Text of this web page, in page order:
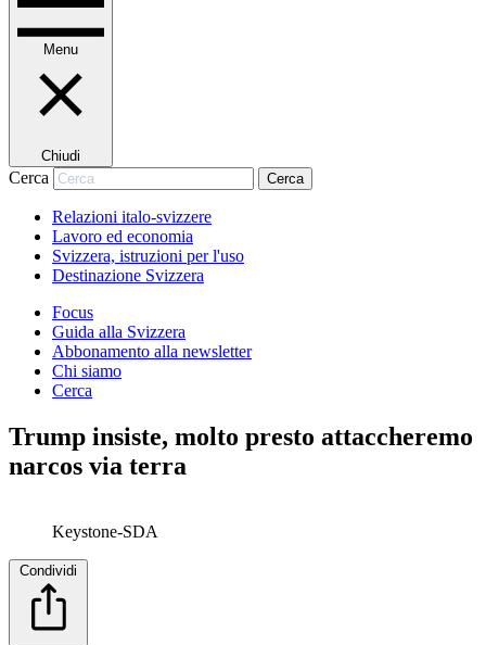
Menu
Chiudi
Cerca Cerca
Relazioni italo-svizzere
Lavoro ed economia
Svizzera, istruzioni per l'uso
Destinazione Svizzera
Focus
Guida alla Svizzera
Abbonamento alla newsletter
Chi siamo
Cerca
Trump insiste, molto presto attaccheremo
narcos via terra
Keystone-SDA
Condividi